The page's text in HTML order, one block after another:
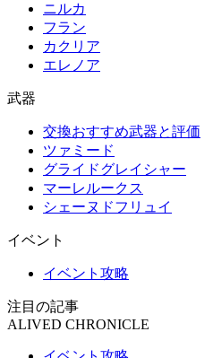
ニルカ
フラン
カクリア
エレノア
武器
交換おすすめ武器と評価
ツァミード
グライドグレイシャー
マーレルークス
シェーヌドフリュイ
イベント
イベント攻略
注目の記事
ALIVED CHRONICLE